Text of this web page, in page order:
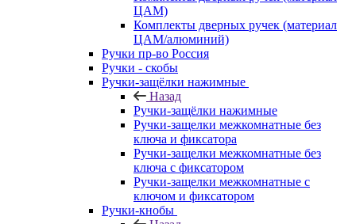
ЦАМ)
Комплекты дверных ручек (материал
ЦАМ/алюминий)
Ручки пр-во Россия
Ручки - скобы
Ручки-защёлки нажимные
Назад
Ручки-защёлки нажимные
Ручки-защелки межкомнатные без
ключа и фиксатора
Ручки-защелки межкомнатные без
ключа с фиксатором
Ручки-защелки межкомнатные с
ключом и фиксатором
Ручки-кнобы